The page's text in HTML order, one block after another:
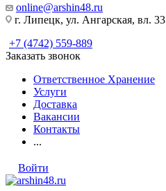
online@arshin48.ru
г. Липецк, ул. Ангарская, вл. 33
+7 (4742) 559-889
Заказать звонок
Ответственное Хранение
Услуги
Доставка
Вакансии
Контакты
...
Войти